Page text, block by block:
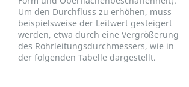
Um den Durchfluss zu erhöhen, muss
beispielsweise der Leitwert gesteigert
werden, etwa durch eine Vergrößerung
des Rohrleitungsdurchmessers, wie in
der folgenden Tabelle dargestellt.